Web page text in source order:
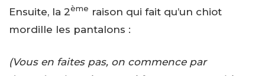
Ensuite, la 2ème raison qui fait qu’un chiot
mordille les pantalons :
(Vous en faites pas, on commence par